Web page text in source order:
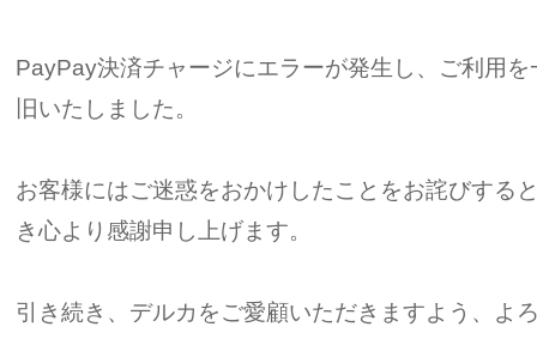
PayPay決済チャージにエラーが発生し、ご利用
旧いたしました。
お客様にはご迷惑をおかけしたことをお詫びする
き心より感謝申し上げます。
引き続き、デルカをご愛顧いただきますよう、よ